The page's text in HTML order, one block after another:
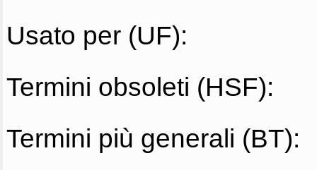
Usato per (UF):
Termini obsoleti (HSF):
Termini più generali (BT):